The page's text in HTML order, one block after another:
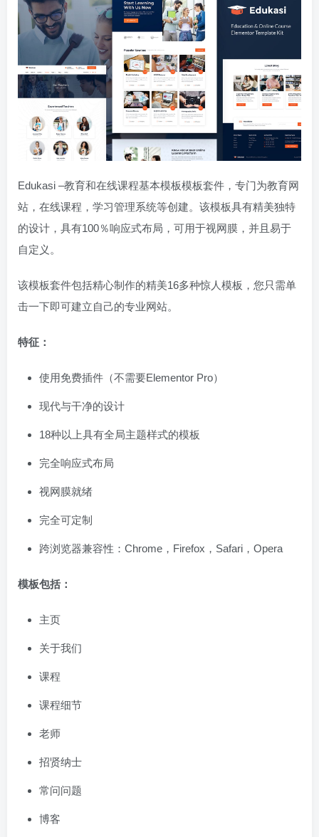
Edukasi –教育和在线课程基本模板模板套件，专门为教育网
站，在线课程，学习管理系统等创建。该模板具有精美独特
的设计，具有100％响应式布局，可用于视网膜，并且易于
自定义。
该模板套件包括精心制作的精美16多种惊人模板，您只需单
击一下即可建立自己的专业网站。
特征：
使用免费插件（不需要Elementor Pro）
现代与干净的设计
18种以上具有全局主题样式的模板
完全响应式布局
视网膜就绪
完全可定制
跨浏览器兼容性：Chrome，Firefox，Safari，Opera
模板包括：
主页
关于我们
课程
课程细节
老师
招贤纳士
常问问题
博客